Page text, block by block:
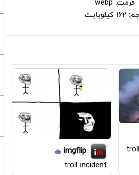
فرمت: webp
کیلوبایت
imgflip
troll incident